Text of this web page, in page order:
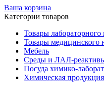
Ваша корзина
Категории товаров
Товары лабораторного
Товары медицинского
Мебель
Среды и ЛАЛ-
Посуда химико-
Химическая продукция